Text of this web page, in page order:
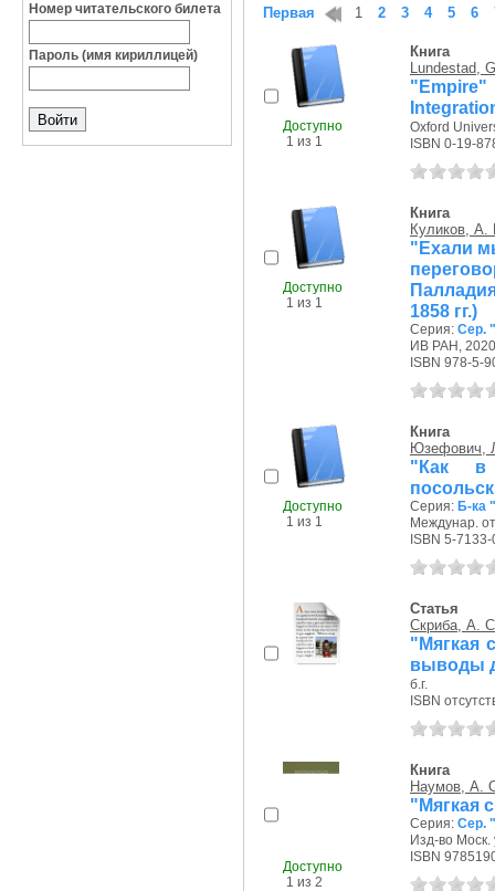
Номер читательского билета
Пароль (имя кириллицей)
Первая 1 2 3 4 5 6
Доступно
1 из 1
Книга
Lundestad,
"Empire"
Oxford
ISBN 0-19-
Доступно
1 из 1
Книга
Куликов,
"Ехали
1858 гг.)
Серия: Сер.
ИВ РАН, 2020
ISBN 978-5-
Доступно
1 из 1
Книга
Юзефович,
"Как в
Серия: Б-ка
Междунар.
ISBN 5-
Статья
Скриба, А.
"Мягкая
выводы
б.г.
ISBN
Доступно
1 из 2
Книга
Наумов, А.
"Мягкая
Серия: Сер.
Изд-во Моск.
ISBN